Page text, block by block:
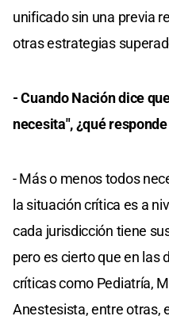
unificado sin una previa
otras estrategias
- Cuando Nación dice
necesita", ¿qué
- Más o menos todos
la situación crítica es a
cada jurisdicción tiene
pero es cierto que en las
críticas como Pediatría,
Anestesista, entre otras,